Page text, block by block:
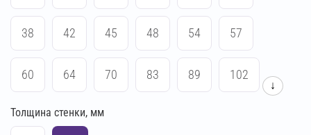
38 42 45 48 54 57
60 64 70 83 89 102
108 114
↓
Толщина стенки, мм